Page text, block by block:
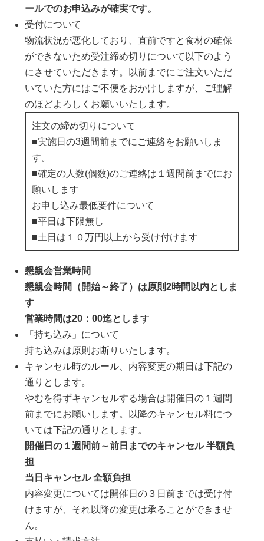
ールでのお申込みが確実です。
受付について
物流状況が悪化しており、直前ですと食材の確保
ができないため受注締め切りについて以下のよう
にさせていただきます。以前までにご注文いただ
いていた方にはご不便をおかけしますが、ご理解
のほどよろしくお願いいたします。
注文の締め切りについて
■実施日の3週間前までにご連絡をお願いしま
す。
■確定の人数(個数)のご連絡は１週間前までにお
願いします
お申し込み最低要件について
■平日は下限無し
■土日は１０万円以上から受け付けます
懇親会営業時間
懇親会時間（開始～終了）は原則2時間以内としま
す
営業時間は20：00迄とします
「持ち込み」について
持ち込みは原則お断りいたします。
キャンセル時のルール、内容変更の期日は下記の
通りとします。
やむを得ずキャンセルする場合は開催日の１週間
前までにお願いします。以降のキャンセル料につ
いては下記の通りとします。
開催日の１週間前～前日までのキャンセル 半額負
担
当日キャンセル 全額負担
内容変更については開催日の３日前までは受け付
けますが、それ以降の変更は承ることができませ
ん。